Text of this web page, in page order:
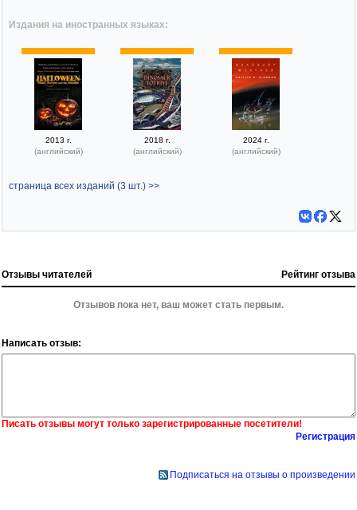
Издания на иностранных языках:
2013 г.
(английский)
2018 г.
(английский)
2024 г.
(английский)
страница всех изданий (3 шт.) >>
Отзывы читателей Рейтинг отзыва
Отзывов пока нет, ваш может стать первым.
Написать отзыв:
Писать отзывы могут только зарегистрированные посетители!
Регистрация
Подписаться на отзывы о произведении